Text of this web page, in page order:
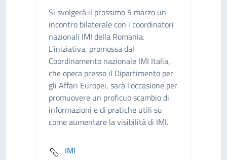
Si svolgerà il prossimo 5 marzo un
incontro bilaterale con i coordinatori
nazionali IMI della Romania.
L'iniziativa, promossa dal
Coordinamento nazionale IMI Italia,
che opera presso il Dipartimento per
gli Affari Europei, sarà l'occasione per
promuovere un proficuo scambio di
informazioni e di pratiche utili su
come aumentare la visibilità di IMI.
IMI